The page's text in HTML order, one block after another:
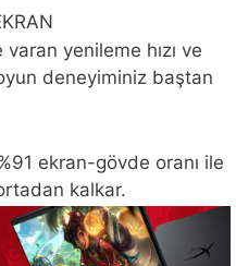
yenileme hızı ve
deneyiminiz baştan
ekran-gövde oranı ile
kalkar.